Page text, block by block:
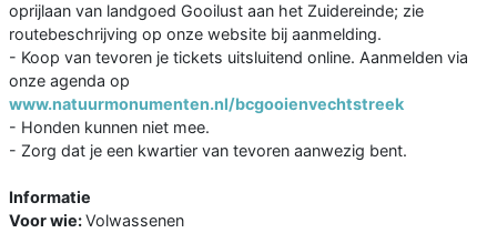
oprijlaan van landgoed Gooilust aan het Zuidereinde; zie
routebeschrijving op onze website bij aanmelding.
- Koop van tevoren je tickets uitsluitend online. Aanmelden via
onze agenda op
www.natuurmonumenten.nl/bcgooienvechtstreek
- Honden kunnen niet mee.
- Zorg dat je een kwartier van tevoren aanwezig bent.
Informatie
Voor wie:Volwassenen